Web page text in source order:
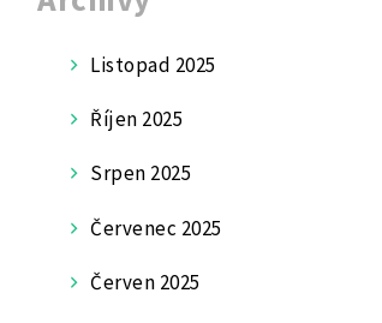
Listopad 2025
Říjen 2025
Srpen 2025
Červenec 2025
Červen 2025